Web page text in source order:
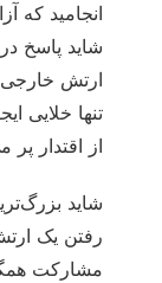
انجامید که
شاید پاسخ
ارتش
تنها خلایی
از اقتدار پر
رفتن یک
مشارکت